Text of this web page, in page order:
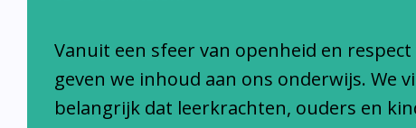
geven we inhoud aan ons onderwijs. We
belangrijk dat leerkrachten, ouders en
repectvolle manier met elkaar omgaan